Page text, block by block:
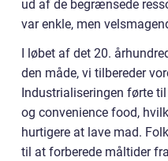
ud af de begrænsede
var enkle, men
I løbet af det 20.
den måde, vi tilbereder
Industrialiseringen førte
og convenience food,
hurtigere at lave mad.
til at forberede måltider